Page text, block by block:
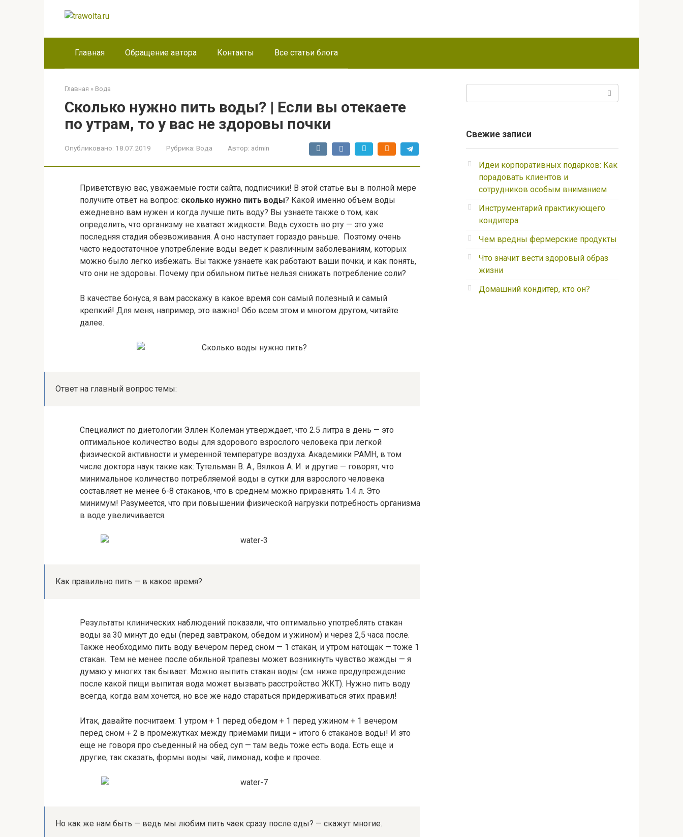
Главная Обращение автора Контакты Все статьи блога
Главная » Вода
Сколько нужно пить воды? | Если вы отекаете
по утрам, то у вас не здоровы почки
Опубликовано: 18.07.2019 Рубрика: Вода Автор: admin
Приветствую вас, уважаемые гости сайта, подписчики! В этой статье вы в полной мере
получите ответ на вопрос: сколько нужно пить воды? Какой именно объем воды
ежедневно вам нужен и когда лучше пить воду? Вы узнаете также о том, как
определить, что организму не хватает жидкости. Ведь сухость во рту — это уже
последняя стадия обезвоживания. А оно наступает гораздо раньше. Поэтому очень
часто недостаточное употребление воды ведет к различным заболеваниям, которых
можно было легко избежать. Вы также узнаете как работают ваши почки, и как понять,
что они не здоровы. Почему при обильном питье нельзя снижать потребление соли?
В качестве бонуса, я вам расскажу в какое время сон самый полезный и самый
крепкий! Для меня, например, это важно! Обо всем этом и многом другом, читайте
далее.
Ответ на главный вопрос темы:
Специалист по диетологии Эллен Колеман утверждает, что 2.5 литра в день — это
оптимальное количество воды для здорового взрослого человека при легкой
физической активности и умеренной температуре воздуха. Академики РАМН, в том
числе доктора наук такие как: Тутельман В. А., Вялков А. И. и другие — говорят, что
минимальное количество потребляемой воды в сутки для взрослого человека
составляет не менее 6-8 стаканов, что в среднем можно приравнять 1.4 л. Это
минимум! Разумеется, что при повышении физической нагрузки потребность организма
в воде увеличивается.
Как правильно пить — в какое время?
Результаты клинических наблюдений показали, что оптимально употреблять стакан
воды за 30 минут до еды (перед завтраком, обедом и ужином) и через 2,5 часа после.
Также необходимо пить воду вечером перед сном — 1 стакан, и утром натощак — тоже 1
стакан. Тем не менее после обильной трапезы может возникнуть чувство жажды — я
думаю у многих так бывает. Можно выпить стакан воды (см. ниже предупреждение
после какой пищи выпитая вода может вызвать расстройство ЖКТ). Нужно пить воду
всегда, когда вам хочется, но все же надо стараться придерживаться этих правил!
Итак, давайте посчитаем: 1 утром + 1 перед обедом + 1 перед ужином + 1 вечером
перед сном + 2 в промежутках между приемами пищи = итого 6 стаканов воды! И это
еще не говоря про съеденный на обед суп — там ведь тоже есть вода. Есть еще и
другие, так сказать, формы воды: чай, лимонад, кофе и прочее.
Но как же нам быть — ведь мы любим пить чаек сразу после еды? — скажут многие.
Свежие записи
Идеи корпоративных подарков: Как
порадовать клиентов и
сотрудников особым вниманием
Инструментарий практикующего
кондитера
Чем вредны фермерские продукты
Что значит вести здоровый образ
жизни
Домашний кондитер, кто он?